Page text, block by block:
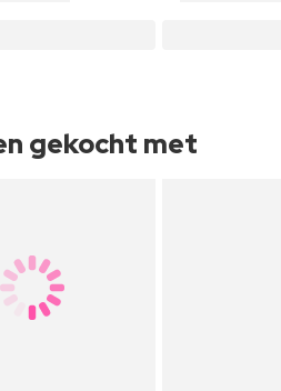
gekocht met